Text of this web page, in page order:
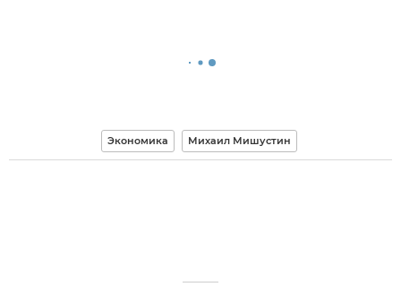
Экономика Михаил Мишустин